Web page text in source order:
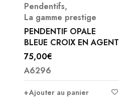
Pendentifs,
La gamme prestige
PENDENTIF OPALE
BLEUE CROIX EN AGENT
75,00€
A6296
Ajouter au panier